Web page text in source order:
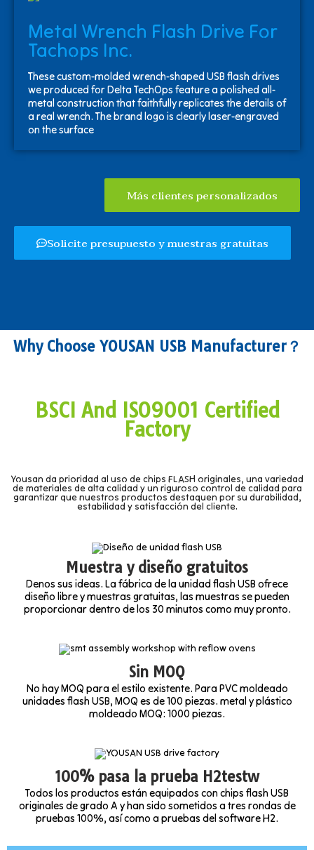
Metal Wrench Flash Drive For
Tachops Inc.
These custom-molded wrench-shaped USB flash drives
we produced for Delta TechOps feature a polished all-
metal construction that faithfully replicates the details of
a real wrench. The brand logo is clearly laser-engraved
on the surface
Más clientes personalizados
Solicite presupuesto y muestras gratuitas
Why Choose YOUSAN USB Manufacturer？
BSCI And ISO9001 Certified
Factory
Yousan da prioridad al uso de chips FLASH originales, una variedad
de materiales de alta calidad y un riguroso control de calidad para
garantizar que nuestros productos destaquen por su durabilidad,
estabilidad y satisfacción del cliente.
Muestra y diseño gratuitos
Denos sus ideas. La fábrica de la unidad flash USB ofrece
diseño libre y muestras gratuitas, las muestras se pueden
proporcionar dentro de los 30 minutos como muy pronto.
Sin MOQ
No hay MOQ para el estilo existente. Para PVC moldeado
unidades flash USB, MOQ es de 100 piezas. metal y plástico
moldeado MOQ: 1000 piezas.
100% pasa la prueba H2testw
Todos los productos están equipados con chips flash USB
originales de grado A y han sido sometidos a tres rondas de
pruebas 100%, así como a pruebas del software H2.